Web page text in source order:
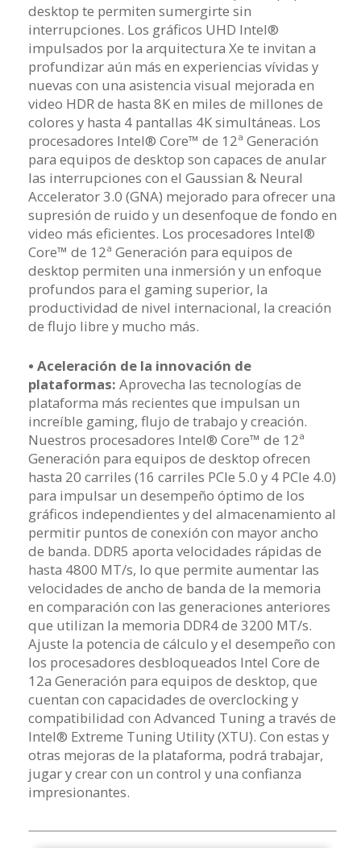
desktop te permiten sumergirte sin
interrupciones. Los gráficos UHD Intel®
impulsados por la arquitectura Xe te invitan a
profundizar aún más en experiencias vívidas y
nuevas con una asistencia visual mejorada en
video HDR de hasta 8K en miles de millones de
colores y hasta 4 pantallas 4K simultáneas. Los
procesadores Intel® Core™ de 12ª Generación
para equipos de desktop son capaces de anular
las interrupciones con el Gaussian & Neural
Accelerator 3.0 (GNA) mejorado para ofrecer una
supresión de ruido y un desenfoque de fondo en
video más eficientes. Los procesadores Intel®
Core™ de 12ª Generación para equipos de
desktop permiten una inmersión y un enfoque
profundos para el gaming superior, la
productividad de nivel internacional, la creación
de flujo libre y mucho más.
• Aceleración de la innovación de
plataformas: Aprovecha las tecnologías de
plataforma más recientes que impulsan un
increíble gaming, flujo de trabajo y creación.
Nuestros procesadores Intel® Core™ de 12ª
Generación para equipos de desktop ofrecen
hasta 20 carriles (16 carriles PCIe 5.0 y 4 PCIe 4.0)
para impulsar un desempeño óptimo de los
gráficos independientes y del almacenamiento al
permitir puntos de conexión con mayor ancho
de banda. DDR5 aporta velocidades rápidas de
hasta 4800 MT/s, lo que permite aumentar las
velocidades de ancho de banda de la memoria
en comparación con las generaciones anteriores
que utilizan la memoria DDR4 de 3200 MT/s.
Ajuste la potencia de cálculo y el desempeño con
los procesadores desbloqueados Intel Core de
12a Generación para equipos de desktop, que
cuentan con capacidades de overclocking y
compatibilidad con Advanced Tuning a través de
Intel® Extreme Tuning Utility (XTU). Con estas y
otras mejoras de la plataforma, podrá trabajar,
jugar y crear con un control y una confianza
impresionantes.